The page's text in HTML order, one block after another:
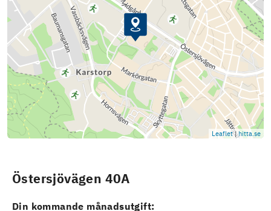
Leaflet | hitta.se
Östersjövägen 40A
Din kommande månadsutgift: